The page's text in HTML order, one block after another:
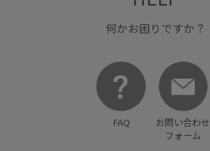
何かお困りですか？
FAQ
お問い合わせ
フォーム